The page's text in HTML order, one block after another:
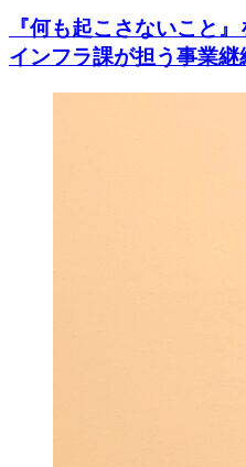
『何も起こさないこ
インフラ課が担う事業継